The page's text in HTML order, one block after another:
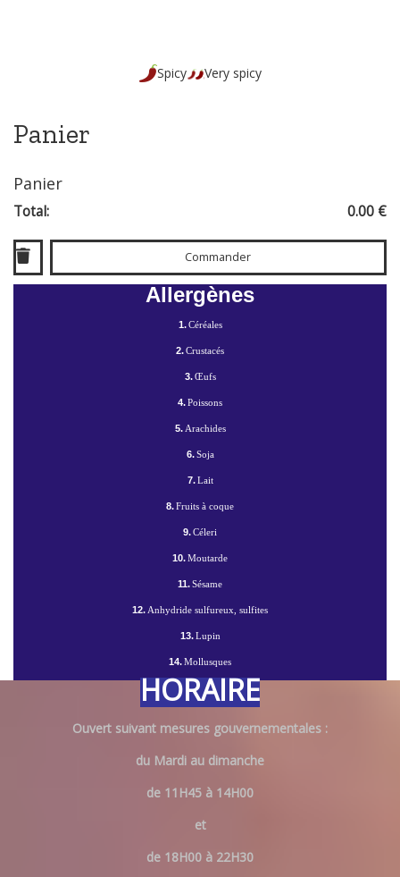
Spicy Very spicy
Panier
Panier
Total: 0.00 €
Commander
Allergènes
1.Céréales
2.Crustacés
3.Œufs
4.Poissons
5.Arachides
6.Soja
7.Lait
8.Fruits à coque
9.Céleri
10.Moutarde
11.Sésame
12.Anhydride sulfureux, sulfites
13.Lupin
14.Mollusques
HORAIRE
Ouvert suivant mesures gouvernementales :
du Mardi au dimanche
de 11H45 à 14H00
et
de 18H00 à 22H30